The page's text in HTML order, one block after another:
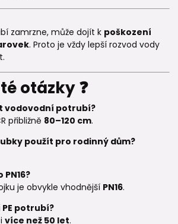
zamrzne, může dojít k poškození
. Proto je vždy lepší rozvod vody
otázky ❓
vodovodní potrubí?
přibližně 80–120 cm.
použít pro rodinný dům?
je obvykle vhodnější PN16.
potrubí?
více než 50 let.